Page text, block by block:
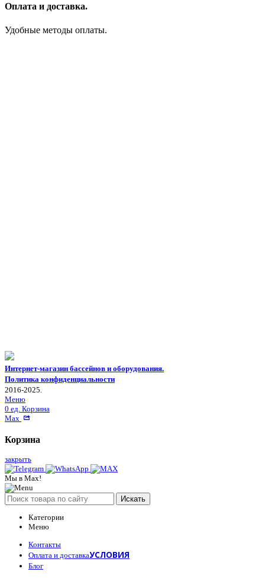
Оплата и доставка.
Удобные методы оплаты.
Интернет-магазин бассейнов и оборудования.
Политика конфиденциальности
2016-2025.
Меню
0 ед. Корзина
Max
Корзина
закрыть
Мы в Max!
Искать
Категории
Меню
Контакты
Оплата и доставкаУСЛОВИЯ
Блог